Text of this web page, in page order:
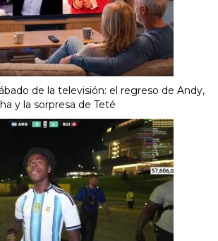
de la televisión: el regreso de Andy,
y la sorpresa de Teté